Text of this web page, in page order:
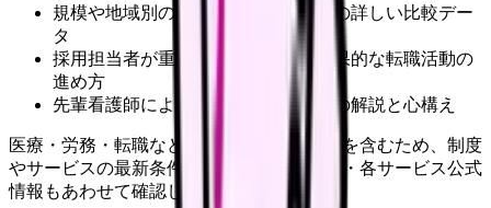
規模や地域別の待遇条件、福利厚生の詳しい比較デー
タ
採用担当者が重視するポイントと効果的な転職活動の
進め方
先輩看護師による具体的な職場環境の解説と心構え
医療・労務・転職など判断に影響する内容を含むため、制度
やサービスの最新条件は公的機関・勤務先・各サービス公式
情報もあわせて確認してください。